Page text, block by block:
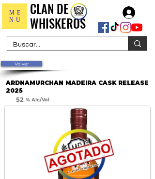
CLAN DE
WHISKEROS
CLAN DE
WHISKEROS
ME
NU
Volver
ARDNAMURCHAN MADEIRA CASK RELEASE
2025
52 % Alc/Vol